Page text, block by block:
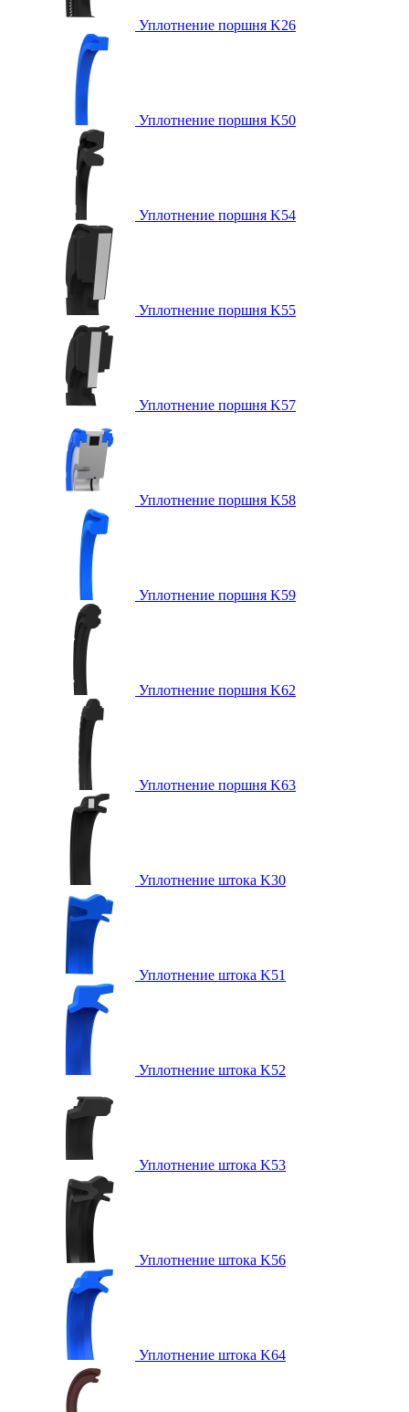
Уплотнение поршня K26
Уплотнение поршня K50
Уплотнение поршня K54
Уплотнение поршня K55
Уплотнение поршня K57
Уплотнение поршня K58
Уплотнение поршня K59
Уплотнение поршня K62
Уплотнение поршня K63
Уплотнение штока K30
Уплотнение штока K51
Уплотнение штока K52
Уплотнение штока K53
Уплотнение штока K56
Уплотнение штока K64